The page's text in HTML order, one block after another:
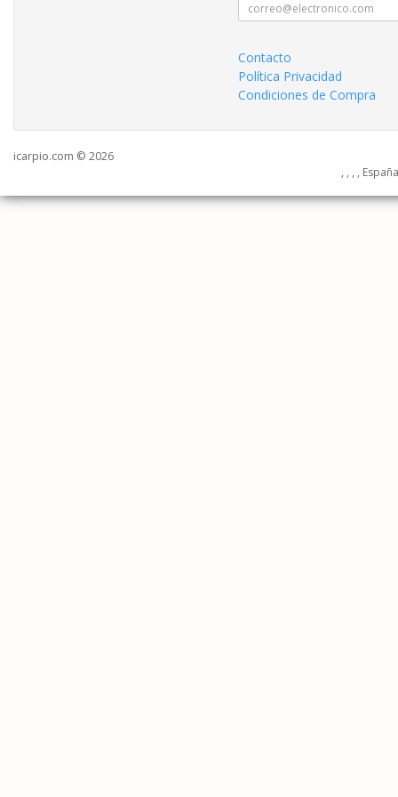
Contacto
Política Privacidad
Condiciones de Compra
icarpio.com © 2026
, , , ,